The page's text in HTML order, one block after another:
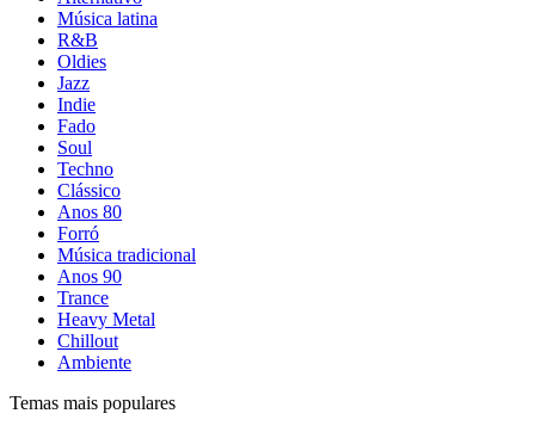
Música latina
R&B
Oldies
Jazz
Indie
Fado
Soul
Techno
Clássico
Anos 80
Forró
Música tradicional
Anos 90
Trance
Heavy Metal
Chillout
Ambiente
Temas mais populares